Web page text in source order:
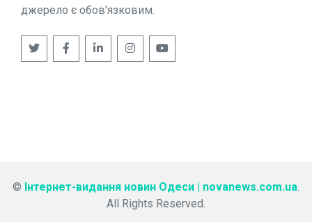
джерело є обов'язковим.
© Інтернет-видання новин Одеси | novanews.com.ua
All Rights Reserved.